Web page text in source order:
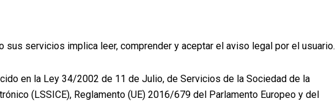
servicios implica leer, comprender y aceptar el aviso legal por el usuario.
en la Ley 34/2002 de 11 de Julio, de Servicios de la Sociedad de la
(LSSICE), Reglamento (UE) 2016/679 del Parlamento Europeo y del